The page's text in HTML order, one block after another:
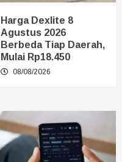
Harga Dexlite 8
Agustus 2026
Berbeda Tiap Daerah,
Mulai Rp18.450
08/08/2026